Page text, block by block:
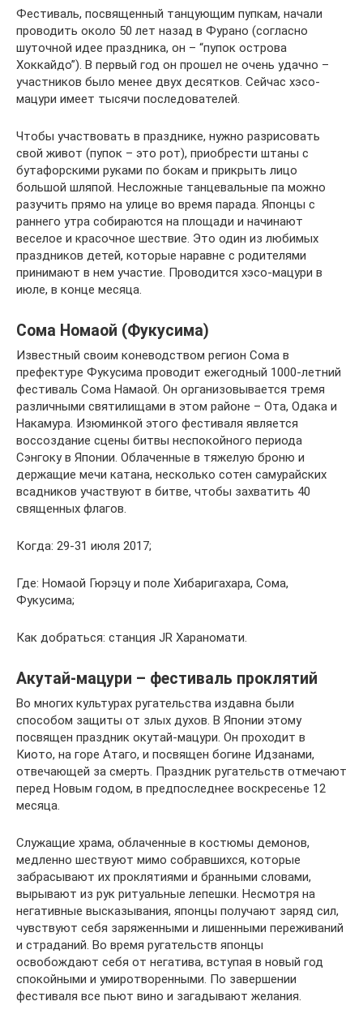
Фестиваль, посвященный танцующим пупкам, начали
проводить около 50 лет назад в Фурано (согласно
шуточной идее праздника, он – “пупок острова
Хоккайдо”). В первый год он прошел не очень удачно –
участников было менее двух десятков. Сейчас хэсо-
мацури имеет тысячи последователей.
Чтобы участвовать в празднике, нужно разрисовать
свой живот (пупок – это рот), приобрести штаны с
бутафорскими руками по бокам и прикрыть лицо
большой шляпой. Несложные танцевальные па можно
разучить прямо на улице во время парада. Японцы с
раннего утра собираются на площади и начинают
веселое и красочное шествие. Это один из любимых
праздников детей, которые наравне с родителями
принимают в нем участие. Проводится хэсо-мацури в
июле, в конце месяца.
Сома Номаой (Фукусима)
Известный своим коневодством регион Сома в
префектуре Фукусима проводит ежегодный 1000-летний
фестиваль Сома Намаой. Он организовывается тремя
различными святилищами в этом районе – Ота, Одака и
Накамура. Изюминкой этого фестиваля является
воссоздание сцены битвы неспокойного периода
Сэнгоку в Японии. Облаченные в тяжелую броню и
держащие мечи катана, несколько сотен самурайских
всадников участвуют в битве, чтобы захватить 40
священных флагов.
Когда: 29-31 июля 2017;
Где: Номаой Гюрэцу и поле Хибаригахара, Сома,
Фукусима;
Как добраться: станция JR Хараномати.
Акутай-мацури – фестиваль проклятий
Во многих культурах ругательства издавна были
способом защиты от злых духов. В Японии этому
посвящен праздник окутай-мацури. Он проходит в
Киото, на горе Атаго, и посвящен богине Идзанами,
отвечающей за смерть. Праздник ругательств отмечают
перед Новым годом, в предпоследнее воскресенье 12
месяца.
Служащие храма, облаченные в костюмы демонов,
медленно шествуют мимо собравшихся, которые
забрасывают их проклятиями и бранными словами,
вырывают из рук ритуальные лепешки. Несмотря на
негативные высказывания, японцы получают заряд сил,
чувствуют себя заряженными и лишенными переживаний
и страданий. Во время ругательств японцы
освобождают себя от негатива, вступая в новый год
спокойными и умиротворенными. По завершении
фестиваля все пьют вино и загадывают желания.